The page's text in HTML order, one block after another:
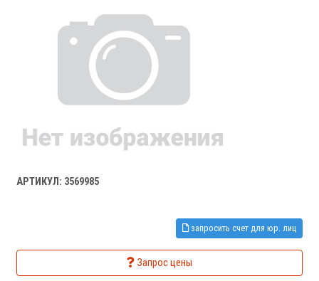
АРТИКУЛ: 3569985
запросить счет для юр. лиц
Запрос цены